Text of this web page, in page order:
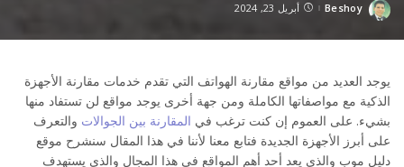
Posted
Beshoy أبريل 23, 2024
يوجد العديد من مواقع مقارنة الهواتف التي تقدم خدمات مقارنة الأجهزة
الذكية مع مواصفاتها الكاملة ومن جهة أخرى يوجد مواقع لن تستفاد منها
بشيء. على العموم إن كنت ترغب في المقارنة بين الجوالات والتعرف
على أبرز الأجهزة الجديدة فتابع معنا لأننا في هذا المقال سنشرح موقع
دليل موب والذي يعد أحد أهم المواقع في هذا المجال والذي يستهدف